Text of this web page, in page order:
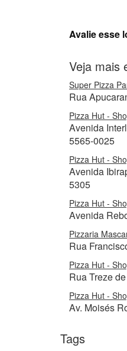
Avalie esse
Veja mais
Super Pizza
Rua
Pizza Hut -
Avenida
5565-0025
Pizza Hut -
Avenida
5305
Pizza Hut -
Avenida
Pizzaria
Rua
Pizza Hut -
Rua Treze
Pizza Hut -
Av. Moisés
Tags